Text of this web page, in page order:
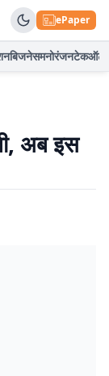
ePaper
बिजनेसमनोरंजनटेकऑटो
अब इस